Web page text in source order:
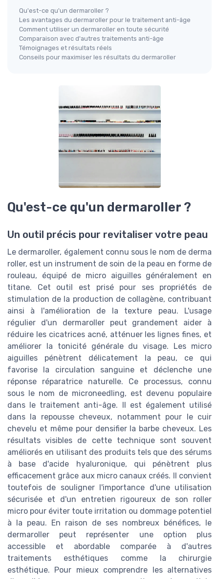
Qu'est-ce qu'un dermaroller ?
Les avantages du dermaroller pour le traitement anti-âge
Comment utiliser un dermaroller en toute sécurité
Comparaison avec d'autres traitements anti-âge
Témoignages et résultats réels
Conseils pour maximiser les résultats du dermaroller
Qu'est-ce qu'un dermaroller ?
Un outil précis pour revitaliser votre peau
Le dermaroller, également connu sous le nom de derma
roller, est un instrument de soin de la peau en forme de
rouleau, équipé de micro aiguilles généralement en
titane. Cet outil est prisé pour ses propriétés de
stimulation de la production de collagène, contribuant
ainsi à l'amélioration de la texture peau. L'usage
régulier d'un dermaroller peut grandement aider à
réduire les cicatrices acné, atténuer les lignes fines, et
améliorer la tonicité générale du visage. Les micro
aiguilles pénètrent délicatement la peau, ce qui
favorise la circulation sanguine et déclenche une
réponse réparatrice naturelle. Ce processus, connu
sous le nom de microneedling, est devenu populaire
dans le traitement anti-âge. Il est également utilisé
dans la repousse cheveux, notamment pour le cuir
chevelu et même pour densifier la barbe cheveux. Les
résultats visibles de cette technique sont souvent
améliorés en utilisant des produits tels que des sérums
à base d'acide hyaluronique, qui pénètrent plus
efficacement grâce aux micro canaux créés. Il convient
toutefois de souligner l'importance d'une utilisation
sécurisée et d'un entretien rigoureux de son roller
micro pour éviter toute irritation ou dommage potentiel
à la peau. En raison de ses nombreux bénéfices, le
dermaroller peut représenter une option plus
accessible et abordable comparée à d'autres
traitements esthétiques comme la chirurgie
esthétique. Pour mieux comprendre les alternatives